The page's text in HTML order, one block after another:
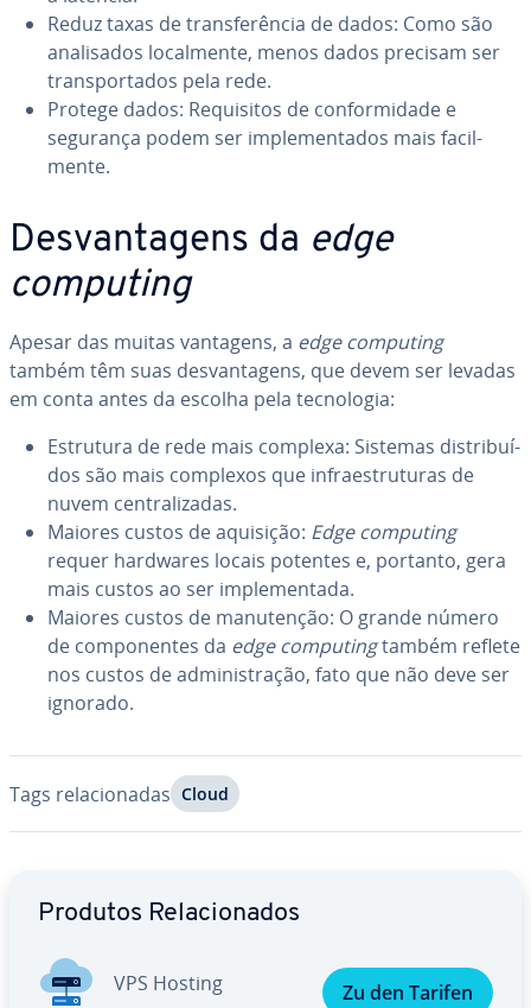
Reduz taxas de trans­fe­rên­cia de dados: Como são
ana­li­sa­dos lo­cal­mente, menos dados precisam ser
trans­por­ta­dos pela rede.
Protege dados: Re­qui­si­tos de con­for­mi­dade e
segurança podem ser im­ple­men­ta­dos mais fa­cil­
mente.
Des­van­ta­gens da edge
computing
Apesar das muitas vantagens, a edge computing
também têm suas des­van­ta­gens, que devem ser levadas
em conta antes da escolha pela tec­no­lo­gia:
Estrutura de rede mais complexa: Sistemas dis­tri­buí­
dos são mais complexos que in­fra­es­tru­tu­ras de
nuvem cen­tra­li­za­das.
Maiores custos de aquisição: Edge computing
requer hardwares locais potentes e, portanto, gera
mais custos ao ser im­ple­men­tada.
Maiores custos de ma­nu­ten­ção: O grande número
de com­po­nen­tes da edge computingtambém reflete
nos custos de ad­mi­nis­tra­ção, fato que não deve ser
ignorado.
Tags re­la­ci­o­na­das Cloud
Produtos Re­la­ci­o­na­dos
VPS Hosting Zu den Tarifen